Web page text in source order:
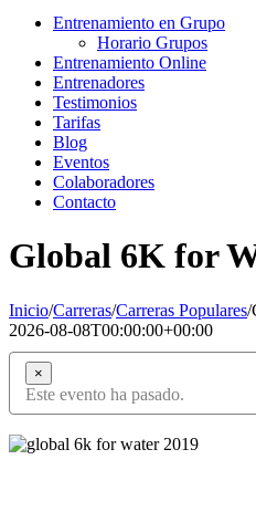
Entrenamiento en Grupo
Horario Grupos
Entrenamiento Online
Entrenadores
Testimonios
Tarifas
Blog
Eventos
Colaboradores
Contacto
Global 6K for
Inicio/Carreras/Carreras Populares/
2026-08-08T00:00:00+00:00
×
Este evento ha pasado.